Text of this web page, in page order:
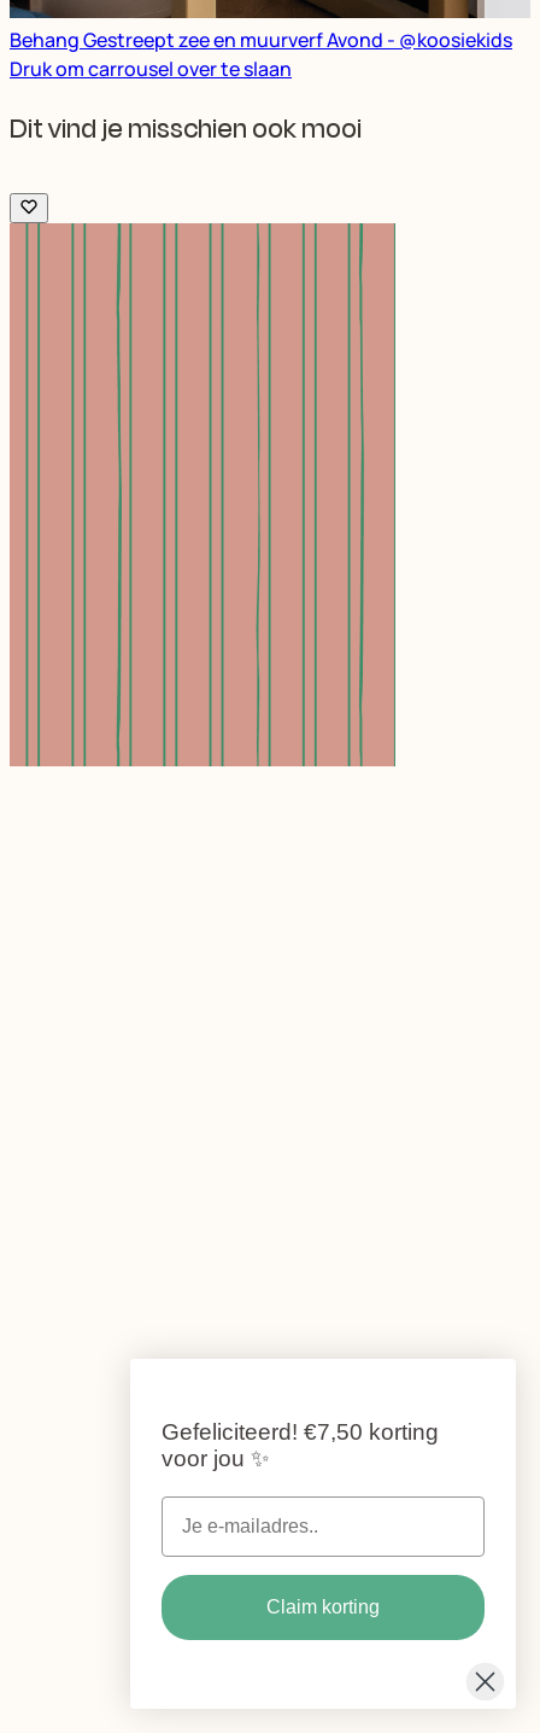
Behang Gestreept zee en muurverf Avond - @koosiekids
Druk om carrousel over te slaan
Dit vind je misschien ook mooi
Gefeliciteerd! €7,50 korting
voor jou ✨
Claim korting